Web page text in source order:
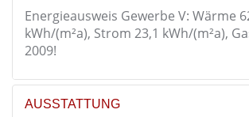
Energieausweis Gewerbe V: Wärme
kWh/(m²a), Strom 23,1 kWh/(m²a),
2009!
AUSSTATTUNG